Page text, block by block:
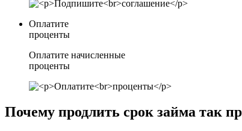
Оплатите
проценты
Оплатите начисленные
проценты
Почему продлить срок займа так